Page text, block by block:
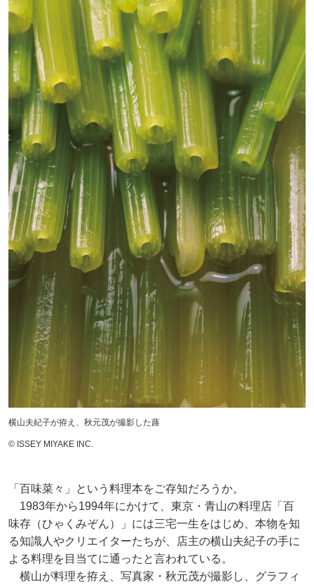
横山夫紀子が拵え、秋元茂が撮影した蕗
©︎ ISSEY MIYAKE INC.
「百味菜々」という料理本をご存知だろうか。
1983年から1994年にかけて、東京・青山の料理店「百
味存（ひゃくみぞん）」には三宅一生をはじめ、本物を知
る知識人やクリエイターたちが、店主の横山夫紀子の手に
よる料理を目当てに通ったと言われている。
横山が料理を拵え、写真家・秋元茂が撮影し、グラフィ